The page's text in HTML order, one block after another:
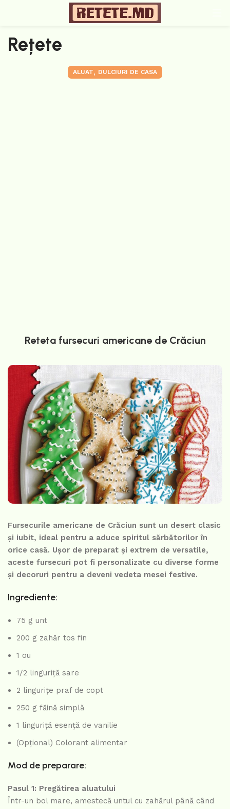
Rețete
ALUAT, DULCIURI DE CASA
Reteta fursecuri americane de Crăciun
Fursecurile americane de Crăciun sunt un desert clasic
și iubit, ideal pentru a aduce spiritul sărbătorilor în
orice casă. Ușor de preparat și extrem de versatile,
aceste fursecuri pot fi personalizate cu diverse forme
și decoruri pentru a deveni vedeta mesei festive.
Ingrediente:
75 g unt
200 g zahăr tos fin
1 ou
1/2 linguriță sare
2 lingurițe praf de copt
250 g făină simplă
1 linguriță esență de vanilie
(Opțional) Colorant alimentar
Mod de preparare:
Pasul 1: Pregătirea aluatului
Într-un bol mare, amestecă untul cu zahărul până când